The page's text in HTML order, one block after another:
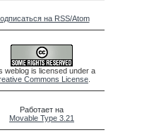
на RSS/Atom
weblog is licensed under a
Commons License
Работает на
Movable Type 3.21